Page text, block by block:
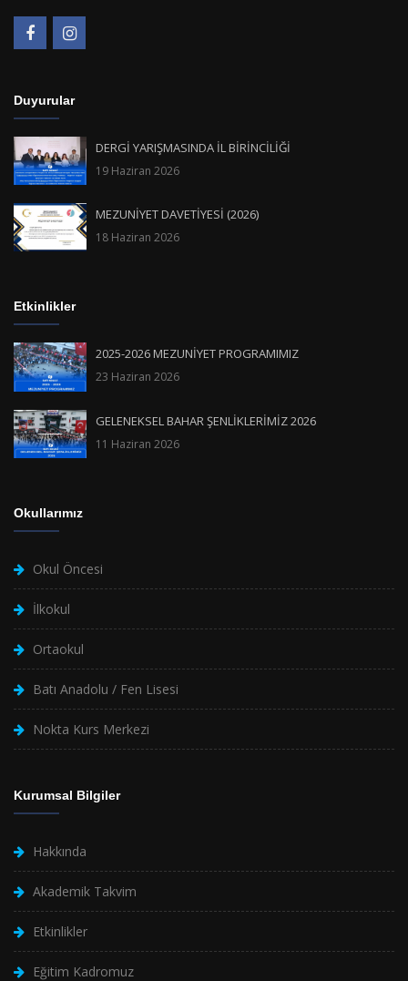
Duyurular
DERGİ YARIŞMASINDA İL BİRİNCİLİĞİ
19 Haziran 2026
MEZUNİYET DAVETİYESİ (2026)
18 Haziran 2026
Etkinlikler
2025-2026 MEZUNİYET PROGRAMIMIZ
23 Haziran 2026
GELENEKSEL BAHAR ŞENLİKLERİMİZ 2026
11 Haziran 2026
Okullarımız
Okul Öncesi
İlkokul
Ortaokul
Batı Anadolu / Fen Lisesi
Nokta Kurs Merkezi
Kurumsal Bilgiler
Hakkında
Akademik Takvim
Etkinlikler
Eğitim Kadromuz